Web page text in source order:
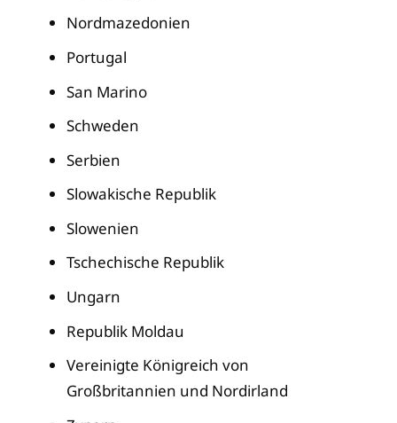
Nordmazedonien
Portugal
San Marino
Schweden
Serbien
Slowakische Republik
Slowenien
Tschechische Republik
Ungarn
Republik Moldau
Vereinigte Königreich von
Großbritannien und Nordirland